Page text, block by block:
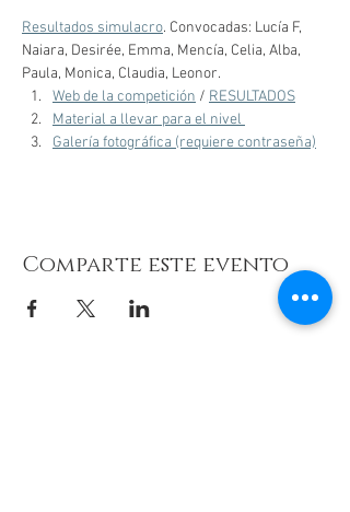
Resultados simulacro. Convocadas: Lucía F,
Naiara, Desirée, Emma, Mencía, Celia, Alba,
Paula, Monica, Claudia, Leonor.
Web de la competición / RESULTADOS
Material a llevar para el nivel
Galería fotográfica (requiere contraseña)
Comparte este evento